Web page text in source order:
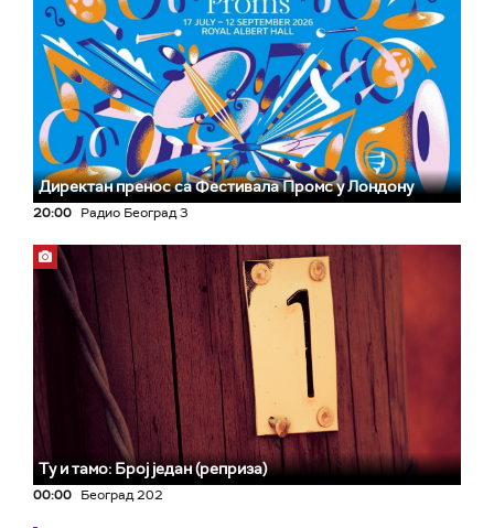
Директан пренос са Фестивала Промс у Лондону
20:00 Радио Београд 3
Ту и тамо: Број један (реприза)
00:00 Београд 202